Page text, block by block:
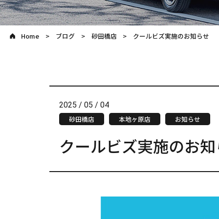
Home ブログ 砂田橋店 クールビズ実施のお知らせ
2025 / 05 / 04
砂田橋店
本地ヶ原店 お知らせ
クールビズ実施のお